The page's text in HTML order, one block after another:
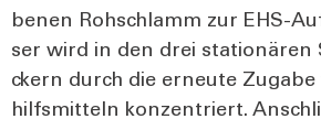
be­nen Roh­schlamm zur EHS-
ser wird in den drei sta­tio­nä­ren
ckern durch die erneu­te
hilfs­mit­teln kon­zen­triert.